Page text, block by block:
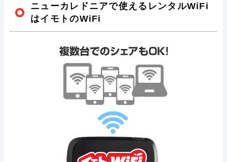
ニューカレドニアで使えるレンタルWiFi
はイモトのWiFi